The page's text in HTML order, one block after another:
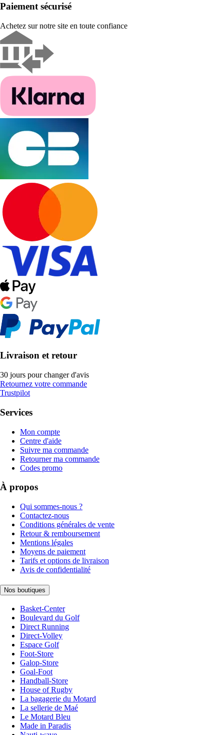
Paiement sécurisé
Achetez sur notre site en toute confiance
Livraison et retour
30 jours pour changer d'avis
Retournez votre commande
Trustpilot
Services
Mon compte
Centre d'aide
Suivre ma commande
Retourner ma commande
Codes promo
À propos
Qui sommes-nous ?
Contactez-nous
Conditions générales de vente
Retour & remboursement
Mentions légales
Moyens de paiement
Tarifs et options de livraison
Avis de confidentialité
Nos boutiques
Basket-Center
Boulevard du Golf
Direct Running
Direct-Volley
Espace Golf
Foot-Store
Galop-Store
Goal-Foot
Handball-Store
House of Rugby
La bagagerie du Motard
La sellerie de Maé
Le Motard Bleu
Made in Paradis